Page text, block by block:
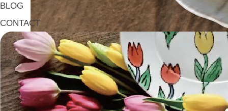
BLOG
CONTACT